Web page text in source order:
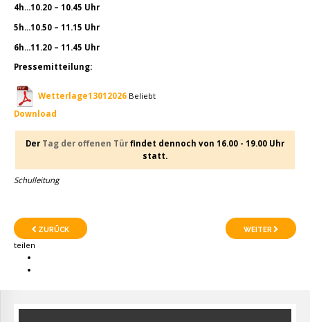
4h...10.20 – 10.45 Uhr
5h...10.50 – 11.15 Uhr
6h...11.20 – 11.45 Uhr
Pressemitteilung:
Wetterlage13012026 Beliebt
Download
Der Tag der offenen Tür findet dennoch von 16.00 - 19.00 Uhr
statt.
Schulleitung
ZURÜCK WEITER
teilen